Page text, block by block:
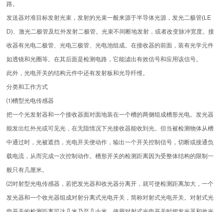
路。
发送器对准目标发射光束，发射的光束一般来源于半导体光源，发光二极管(LE
D)、激光二极管及红外发射二极管。光束不间断地发射，或者改变脉冲宽度。接
收器有光电二极管、光电三极管、光电池组成。在接收器的前面，装有光学元件
如透镜和光圈等。在其后面是检测电路，它能滤出有效信号和应用该信号。
此外，光电开关的结构元件中还有发射板和光导纤维。
分类和工作方式
⑴槽型光电传感器
把一个光发射器和一个接收器面对面地装在一个槽的两侧组成槽形光电。发光器
能发出红外光或可见光，在无阻情况下光接收器能收到光。但当被检测物体从槽
中通过时，光被遮挡，光电开关便动作，输出一个开关控制信号，切断或接通负
载电流，从而完成一次控制动作。槽形开关的检测距离因为受整体结构的限制一
般只有几厘米。
⑵对射型光电传感器，若把发光器和收光器分离开，就可使检测距离加大，一个
发光器和一个收光器组成对射分离式光电开关，简称对射式光电开关。对射式光